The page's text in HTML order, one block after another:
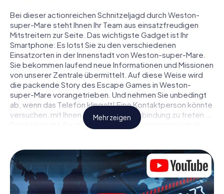
Bei dieser actionreichen Schnitzeljagd durch Weston-
super-Mare steht Ihnen Ihr Team aus einsatzfreudigen
Mitstreitern zur Seite. Das wichtigste Gadget ist Ihr
Smartphone: Es lotst Sie zu den verschiedenen
Einsatzorten in der Innenstadt von Weston-super-Mare.
Sie bekommen laufend neue Informationen und Missionen
von unserer Zentrale übermittelt. Auf diese Weise wird
die packende Story des Escape Games in Weston-
super-Mare vorangetrieben. Und nehmen Sie unbedingt
ab, wenn das Telefon klingelt! Eine Kontaktperson könnte
versuchen, mit Ihnen konspirativ in Verbindung zu treten …
Doch Vorsicht: So mancher Informant entpuppt sich als
ziehen Sie die richtigen Schlüsse und vor allem: Vertrauen
Sie niemandem!
Anders als in einem klassischen Escape Room in Weston-
Mehr zeigen